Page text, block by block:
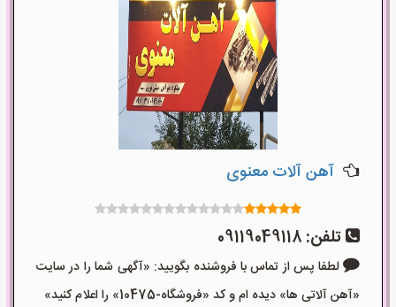
آهن آلات معنوی
تلفن: 09119049118
لطفا پس از تماس با فروشنده بگویید: «آگهی شما را در سایت
«آهن آلاتی ها» دیده ام و کد «فروشگاه-10475» را اعلام کنید»